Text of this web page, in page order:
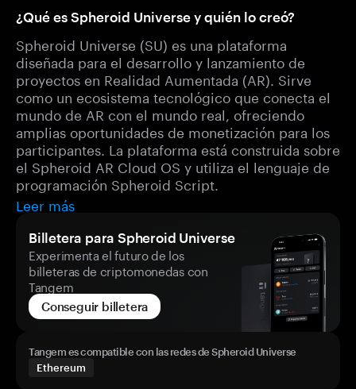
¿Qué es Spheroid Universe y quién lo creó?
Spheroid Universe (SU) es una plataforma
diseñada para el desarrollo y lanzamiento de
proyectos en Realidad Aumentada (AR). Sirve
como un ecosistema tecnológico que conecta el
mundo de AR con el mundo real, ofreciendo
amplias oportunidades de monetización para los
participantes. La plataforma está construida sobre
el Spheroid AR Cloud OS y utiliza el lenguaje de
programación Spheroid Script.
Leer más
Billetera para Spheroid Universe
Experimenta el futuro de los
billeteras de criptomonedas con
Tangem
Conseguir billetera
Tangem es compatible con las redes de Spheroid Universe
Ethereum